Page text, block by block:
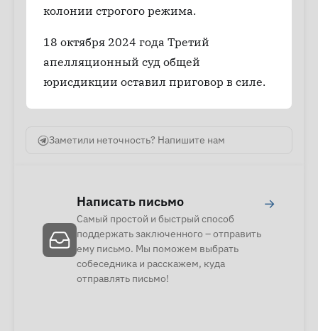
колонии строгого режима.
18 октября 2024 года Третий
апелляционный суд общей
юрисдикции оставил приговор в силе.
Заметили неточность? Напишите нам
Написать письмо
Самый простой и быстрый способ
поддержать заключенного – отправить
ему письмо. Мы поможем выбрать
собеседника и расскажем, куда
отправлять письмо!
→